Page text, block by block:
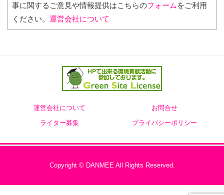
事に関するご意見や情報提供はこちらのフォーム をご利用
ください。運営会社について
運営会社について お問合せ
ライター募集 プライバシーポリシー
Copyright © DANMEE All Rights Reserved.